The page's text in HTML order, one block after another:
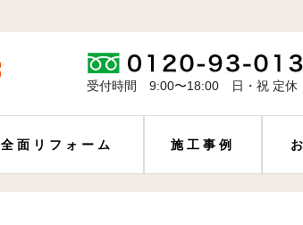
受付時間 9:00〜18:00 日・祝 定
全面リフォーム 施工事例